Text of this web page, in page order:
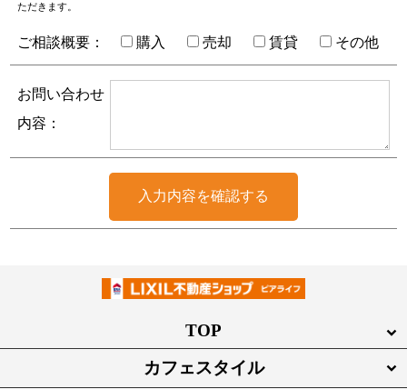
ただきます。
ご相談概要： 購入 売却 賃貸 その他
お問い合わせ
内容：
TOP
カフェスタイル